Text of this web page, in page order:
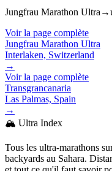
Jungfrau Marathon Ultra →
Voir la page complète
Jungfrau Marathon Ultra
Interlaken, Switzerland
→
Voir la page complète
Transgrancanaria
Las Palmas, Spain
→
🏔️ Ultra Index
Tous les ultra-marathons
backyards au Sahara.